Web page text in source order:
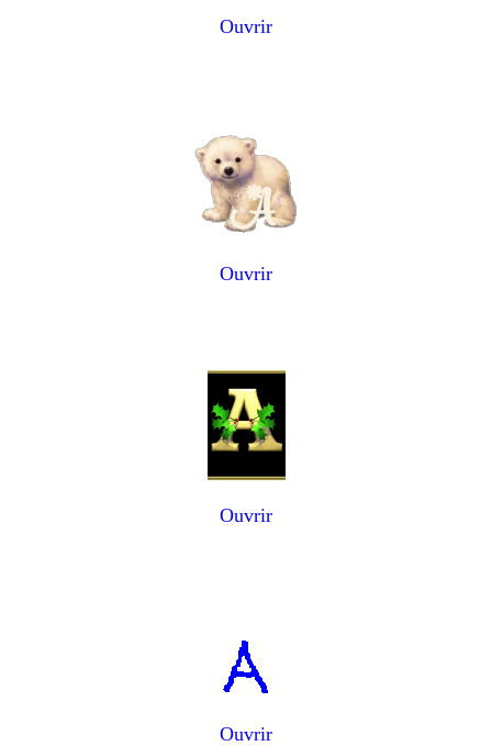
Ouvrir
Ouvrir
Ouvrir
Ouvrir